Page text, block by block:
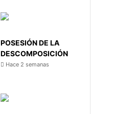
POSESIÓN DE LA
DESCOMPOSICIÓN
Hace 2 semanas